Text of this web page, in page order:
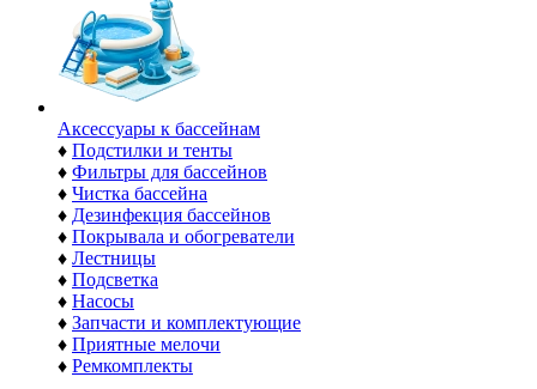
Аксессуары к бассейнам
♦ Подстилки и тенты
♦ Фильтры для бассейнов
♦ Чистка бассейна
♦ Дезинфекция бассейнов
♦ Покрывала и обогреватели
♦ Лестницы
♦ Подсветка
♦ Насосы
♦ Запчасти и комплектующие
♦ Приятные мелочи
♦ Ремкомплекты